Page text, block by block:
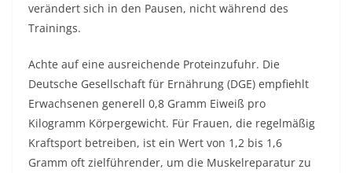
verändert sich in den Pausen, nicht während des
Trainings.
Achte auf eine ausreichende Proteinzufuhr. Die
Deutsche Gesellschaft für Ernährung (DGE) empfiehlt
Erwachsenen generell 0,8 Gramm Eiweiß pro
Kilogramm Körpergewicht. Für Frauen, die regelmäßig
Kraftsport betreiben, ist ein Wert von 1,2 bis 1,6
Gramm oft zielführender, um die Muskelreparatur zu